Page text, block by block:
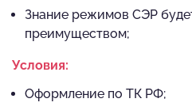
Знание режимов СЭР
преимуществом;
Условия:
Оформление по ТК РФ;